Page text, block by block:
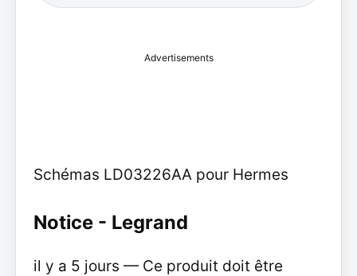
Advertisements
Schémas LD03226AA pour Hermes
Notice - Legrand
il y a 5 jours — Ce produit doit être